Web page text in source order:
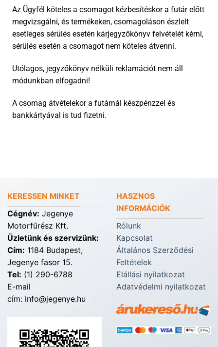
Az Ügyfél köteles a csomagot kézbesítéskor a futár előtt
megvizsgálni, és termékeken, csomagoláson észlelt
esetleges sérülés esetén kárjegyzőkönyv felvételét kérni,
sérülés esetén a csomagot nem köteles átvenni.
Utólagos, jegyzőkönyv nélküli reklamációt nem áll
módunkban elfogadni!
A csomag átvételekor a futárnál készpénzzel és
bankkártyával is tud fizetni.
KERESSEN MINKET
Cégnév: Jegenye
Motorfűrész Kft.
Üzletünk és szervizünk:
Cím: 1184 Budapest,
Jegenye fasor 15.
Tel: (1) 290-6788
E-mail
cím: info@jegenye.hu
HASZNOS
INFORMÁCIÓK
Rólunk
Kapcsolat
Általános Szerződési
Feltételek
Elállási nyilatkozat
Adatvédelmi nyilatkozat